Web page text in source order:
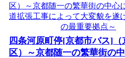
四条河原町停[京都市バス]（
区）～京都随一の繁華街の